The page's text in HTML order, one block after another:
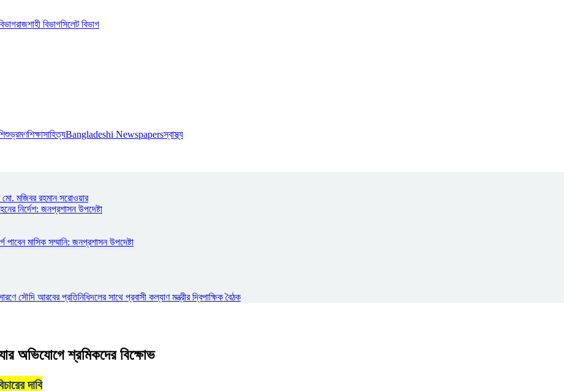
রাজশাহী বিভাগসিলেট বিভাগ
ভ্রমণশিক্ষাসাহিত্যBangladeshi Newspapersস্বাস্থ্য
মজিবর রহমান সরোওয়ার
নির্দেশ: জনপ্রশাসন উপদেষ্টা
মাসিক সম্মানি: জনপ্রশাসন উপদেষ্টা
সৌদি আরবের প্রতিনিধিদলের সাথে প্রবাসী কল্যাণ মন্ত্রীর দ্বিপাক্ষিক বৈঠক
অভিযোগে শ্রমিকদের বিক্ষোভ
দাবি